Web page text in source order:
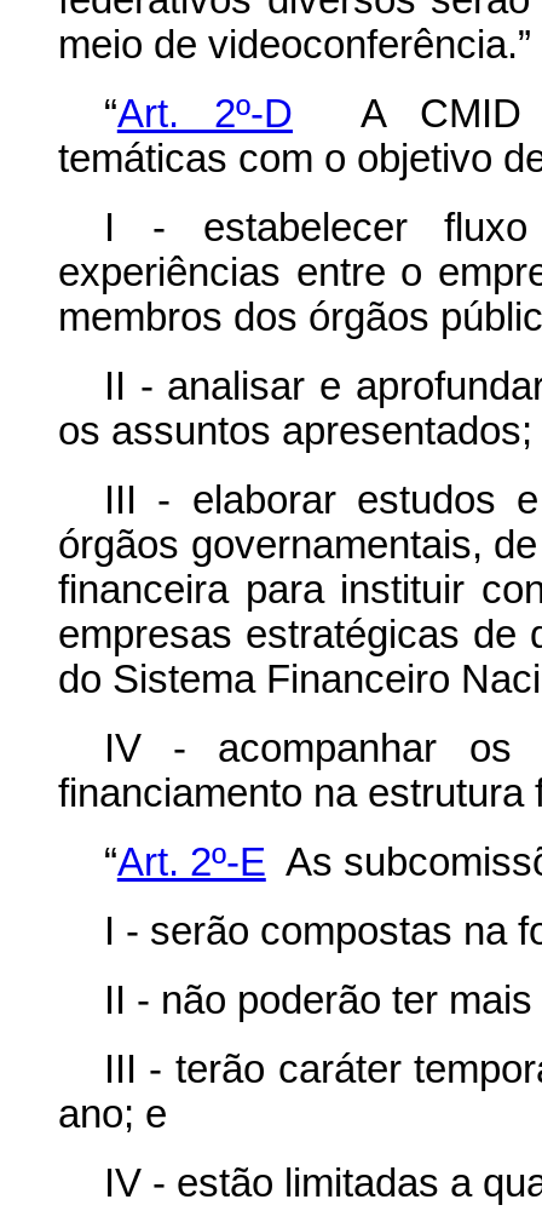
meio de
“Art. 2º-D A CMID
temáticas com o objetivo
I - estabelecer
experiências entre o
membros dos órgãos
II - analisar e
os assuntos apresentados;
III - elaborar estudos
órgãos governamentais,
financeira para instituir
empresas estratégicas de
do Sistema Financeiro
IV - acompanhar os
financiamento na estrutura
“Art. 2º-E As
I - serão compostas na
II - não poderão ter
III - terão caráter
ano; e
IV - estão limitadas a